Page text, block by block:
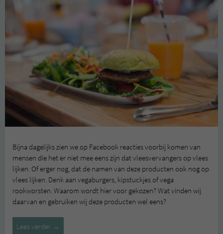
Bijna dagelijks zien we op Facebook reacties voorbij komen van
mensen die het er niet mee eens zijn dat vleesvervangers op vlees
lijken. Of erger nog, dat de namen van deze producten ook nog op
vlees lijken. Denk aan vegaburgers, kipstuckjes of vega
rookworsten. Waarom wordt hier voor gekozen? Wat vinden wij
daarvan en gebruiken wij deze producten wel eens?
Lees verder Waarom
→